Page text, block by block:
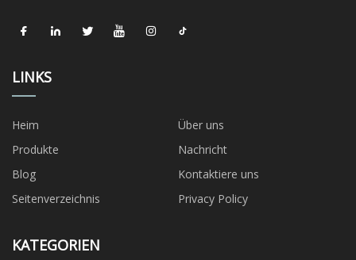
LINKS
Heim
Über uns
Produkte
Nachricht
Blog
Kontaktiere uns
Seitenverzeichnis
Privacy Policy
KATEGORIEN